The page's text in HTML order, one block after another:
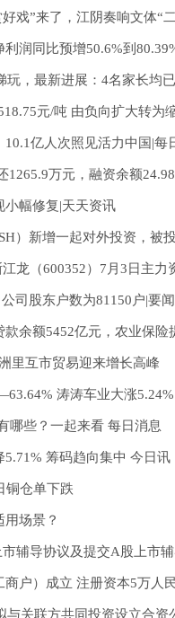
戏”来了，江阴奏响文体“
润同比预增50.6%到
玩，最新进展：4名家长均
元/吨 由负向扩大转为
10.1亿人次照见活力中国|每
1265.9万元，融资余额
小幅修复|天天资讯
）新增一起对外投资，被
龙（600352）7月3日主力
司股东户数为81150户|要
款余额5452亿元，农业保
里互市贸易迎来增长高峰
涛涛车业大涨
哪些？一起来看 每日消息
筹码趋向集中 今日讯
铜仓单下跌
场景？
辅导协议及提交A股上市
户）成立 注册资本5万人
与关联方共同投资设立合资